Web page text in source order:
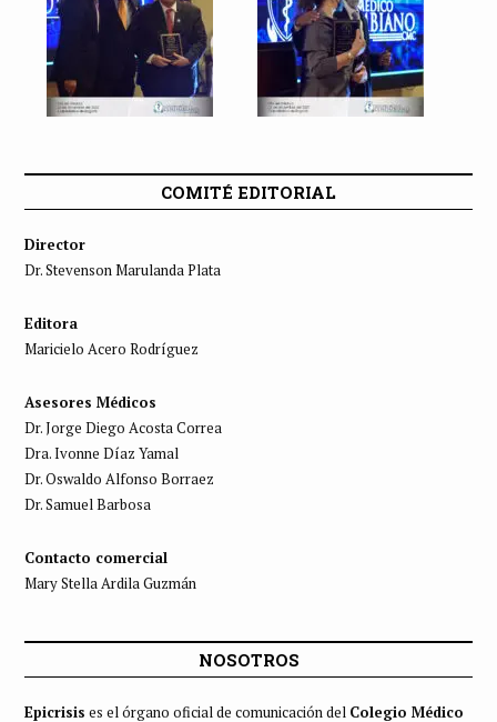
COMITÉ EDITORIAL
Director
Dr. Stevenson Marulanda Plata
Editora
Maricielo Acero Rodríguez
Asesores Médicos
Dr. Jorge Diego Acosta Correa
Dra. Ivonne Díaz Yamal
Dr. Oswaldo Alfonso Borraez
Dr. Samuel Barbosa
Contacto comercial
Mary Stella Ardila Guzmán
NOSOTROS
Epicrisis es el órgano oficial de comunicación del Colegio Médico